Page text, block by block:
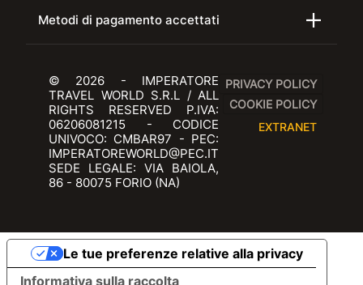
Metodi di pagamento accettati
© 2026 - IMPERATORE
TRAVEL WORLD S.R.L / ALL
RIGHTS RESERVED P.IVA:
06206081215 - CODICE
UNIVOCO: CMBAR97 - PEC:
IMPERATOREWORLD@PEC.IT
SEDE LEGALE: VIA BAIOLA,
86 - 80075 FORIO (NA)
PRIVACY POLICY
COOKIE POLICY
EXTRANET
Informativa sulla raccolta
Le tue preferenze relative alla privacy